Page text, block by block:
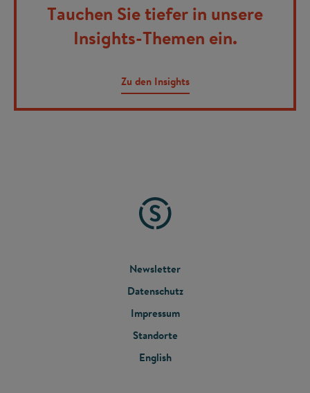
Tauchen Sie tiefer in unsere
Insights-Themen ein.
Zu den Insights
FOOTER
MENU
Newsletter
Datenschutz
Impressum
Standorte
English